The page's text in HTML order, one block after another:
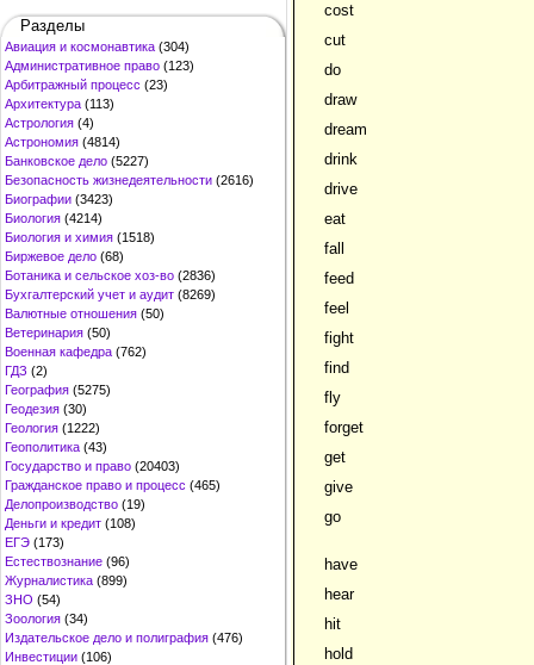
Разделы
Авиация и космонавтика (304)
Административное право (123)
Арбитражный процесс (23)
Архитектура (113)
Астрология (4)
Астрономия (4814)
Банковское дело (5227)
Безопасность жизнедеятельности (2616)
Биографии (3423)
Биология (4214)
Биология и химия (1518)
Биржевое дело (68)
Ботаника и сельское хоз-во (2836)
Бухгалтерский учет и аудит (8269)
Валютные отношения (50)
Ветеринария (50)
Военная кафедра (762)
ГДЗ (2)
География (5275)
Геодезия (30)
Геология (1222)
Геополитика (43)
Государство и право (20403)
Гражданское право и процесс (465)
Делопроизводство (19)
Деньги и кредит (108)
ЕГЭ (173)
Естествознание (96)
Журналистика (899)
ЗНО (54)
Зоология (34)
Издательское дело и полиграфия (476)
Инвестиции (106)
cost
cut
do
draw
dream
drink
drive
eat
fall
feed
feel
fight
find
fly
forget
get
give
go
have
hear
hit
hold